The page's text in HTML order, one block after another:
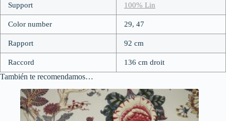
Support 100% Lin
Color number 29, 47
Rapport 92 cm
Raccord 136 cm droit
También te recomendamos…